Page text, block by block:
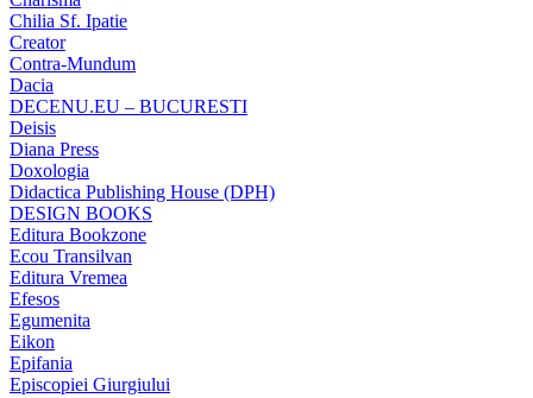
Chilia Sf. Ipatie
Creator
Contra-Mundum
Dacia
DECENU.EU – BUCURESTI
Deisis
Diana Press
Doxologia
Didactica Publishing House (DPH)
DESIGN BOOKS
Editura Bookzone
Ecou Transilvan
Editura Vremea
Efesos
Egumenita
Eikon
Epifania
Episcopiei Giurgiului